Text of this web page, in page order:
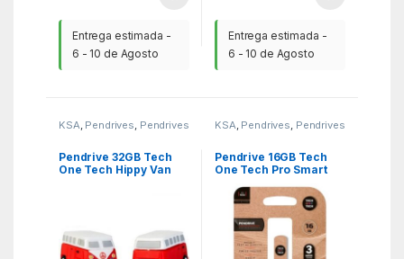
Entrega estimada -
6 - 10 de Agosto
Entrega estimada -
6 - 10 de Agosto
KSA, Pendrives, Pendrives
Pendrive 32GB Tech
One Tech Hippy Van
KSA, Pendrives, Pendrives
Pendrive 16GB Tech
One Tech Pro Smart